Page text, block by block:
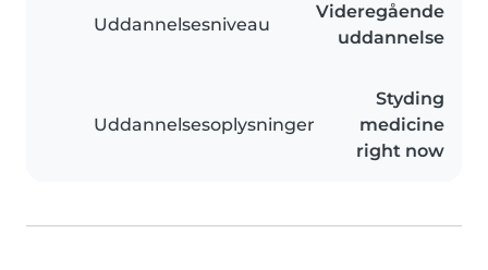
Uddannelsesniveau
Videregående
uddannelse
Uddannelsesoplysninger
Styding
medicine
right now